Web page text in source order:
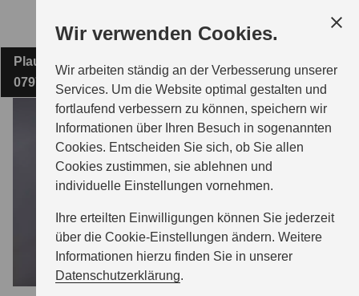
Wir verwenden Cookies.
Wir arbeiten ständig an der Verbesserung unserer
Services. Um die Website optimal gestalten und
fortlaufend verbessern zu können, speichern wir
Informationen über Ihren Besuch in sogenannten
Cookies. Entscheiden Sie sich, ob Sie allen
Cookies zustimmen, sie ablehnen und
individuelle Einstellungen vornehmen.
Ihre erteilten Einwilligungen können Sie jederzeit
über die Cookie-Einstellungen ändern. Weitere
Informationen hierzu finden Sie in unserer
Datenschutzerklärung.
Hauptinhalt
AUTO JUBEL E.K.
MODELLE
ZUBEHÖR
BERATUNG & KAUF
Plauensche Straße 60e
07973 Greiz